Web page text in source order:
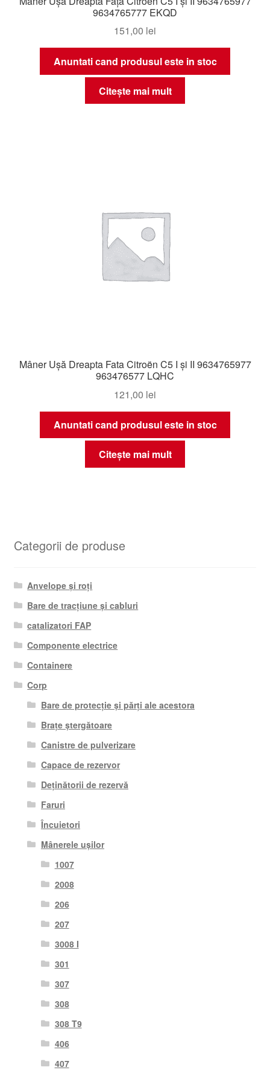
9634765777 EKQD
151,00 lei
Anuntati cand produsul este in stoc
Citește mai mult
Mâner Ușă Dreapta Fata Citroën C5 I și II 9634765977
963476577 LQHC
121,00 lei
Anuntati cand produsul este in stoc
Citește mai mult
Categorii de produse
Anvelope și roți
Bare de tracțiune și cabluri
catalizatori FAP
Componente electrice
Containere
Corp
Bare de protecție și părți ale acestora
Brațe ștergătoare
Canistre de pulverizare
Capace de rezervor
Deținătorii de rezervă
Faruri
Încuietori
Mânerele ușilor
1007
2008
206
207
3008 I
301
307
308
308 T9
406
407